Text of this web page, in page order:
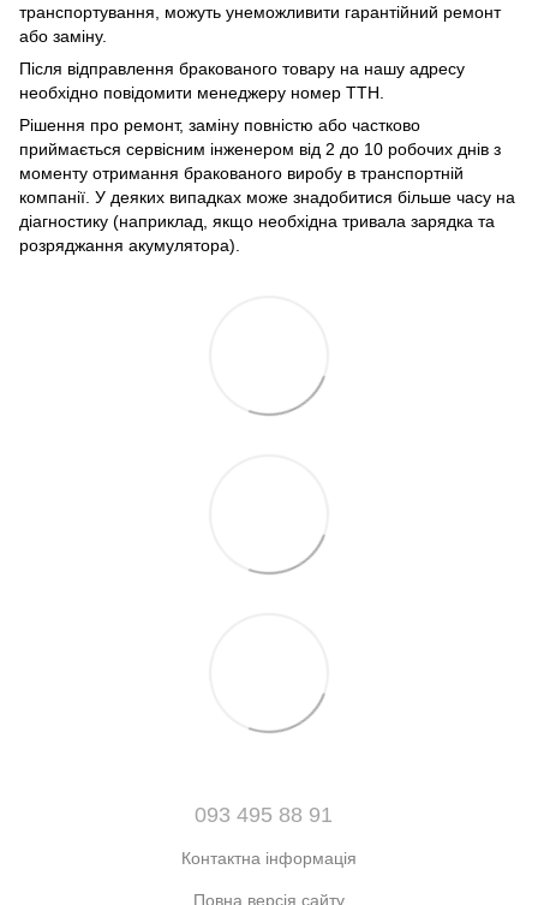
транспортування, можуть унеможливити гарантійний ремонт
або заміну.
Після відправлення бракованого товару на нашу адресу
необхідно повідомити менеджеру номер ТТН.
Рішення про ремонт, заміну повністю або частково
приймається сервісним інженером від 2 до 10 робочих днів з
моменту отримання бракованого виробу в транспортній
компанії. У деяких випадках може знадобитися більше часу на
діагностику (наприклад, якщо необхідна тривала зарядка та
розряджання акумулятора).
093 495 88 91
Контактна інформація
Повна версія сайту